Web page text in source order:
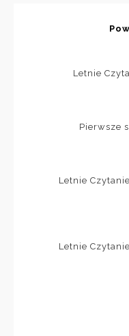
Letnie
Pierwsze
Letnie
Letnie